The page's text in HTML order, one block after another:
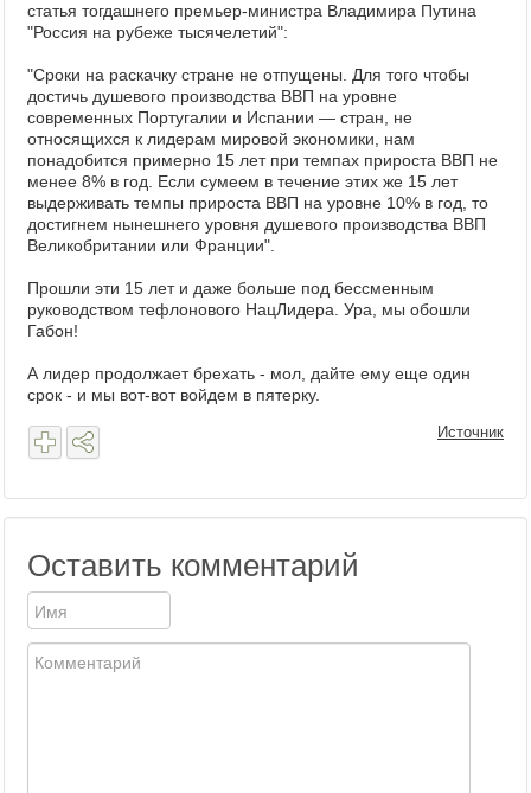
статья тогдашнего премьер-министра Владимира Путина
"Россия на рубеже тысячелетий":
"Сроки на раскачку стране не отпущены. Для того чтобы
достичь душевого производства ВВП на уровне
современных Португалии и Испании — стран, не
относящихся к лидерам мировой экономики, нам
понадобится примерно 15 лет при темпах прироста ВВП не
менее 8% в год. Если сумеем в течение этих же 15 лет
выдерживать темпы прироста ВВП на уровне 10% в год, то
достигнем нынешнего уровня душевого производства ВВП
Великобритании или Франции".
Прошли эти 15 лет и даже больше под бессменным
руководством тефлонового НацЛидера. Ура, мы обошли
Габон!
А лидер продолжает брехать - мол, дайте ему еще один
срок - и мы вот-вот войдем в пятерку.
Источник
Оставить комментарий